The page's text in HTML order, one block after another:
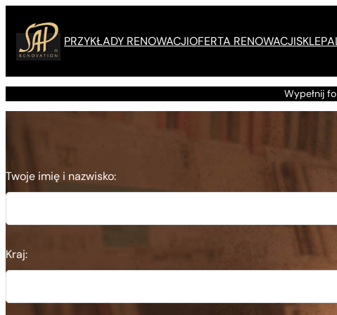
do
treści
PRZYKŁADY RENOWACJIOFERTA RENOWACJISKLEP
Wypełnij
Twoje imię i nazwisko:
Kraj: